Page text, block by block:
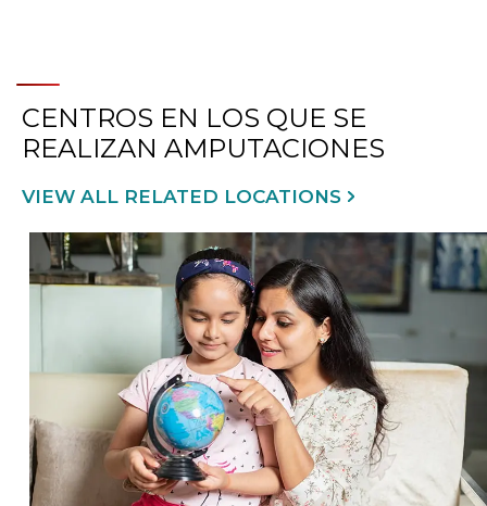
CENTROS EN LOS QUE SE
REALIZAN AMPUTACIONES
VIEW ALL RELATED LOCATIONS